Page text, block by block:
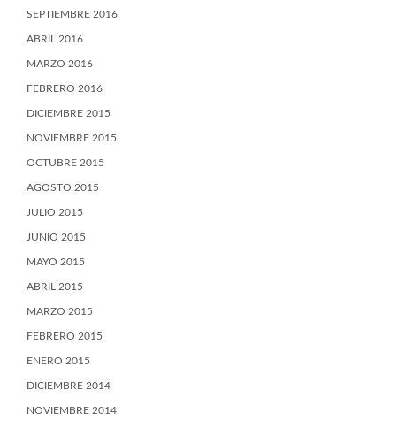
SEPTIEMBRE 2016
ABRIL 2016
MARZO 2016
FEBRERO 2016
DICIEMBRE 2015
NOVIEMBRE 2015
OCTUBRE 2015
AGOSTO 2015
JULIO 2015
JUNIO 2015
MAYO 2015
ABRIL 2015
MARZO 2015
FEBRERO 2015
ENERO 2015
DICIEMBRE 2014
NOVIEMBRE 2014